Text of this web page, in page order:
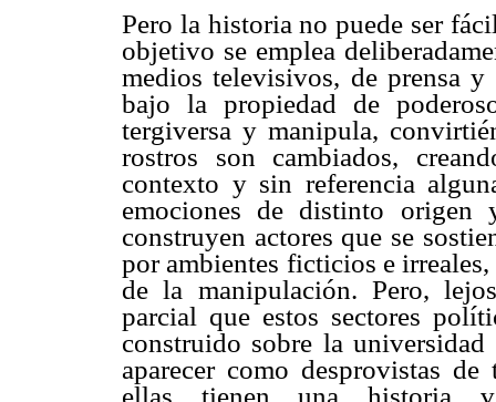
Pero la historia no puede ser
objetivo se emplea
medios televisivos, de prensa
bajo la propiedad de
tergiversa y manipula,
rostros son cambiados,
contexto y sin referencia
emociones de distinto origen
construyen actores que se
por ambientes ficticios e
de la manipulación. Pero,
parcial que estos sectores
construido sobre la
aparecer como desprovistas